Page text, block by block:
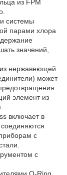
из FPM
системы
парами хлора
значений,
нержавеющей
может
элемент из
включает в
с
с
O-Ring